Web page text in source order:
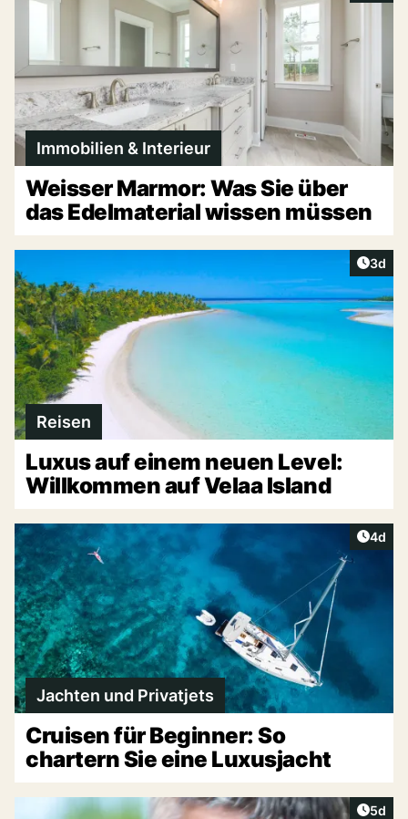
Immobilien & Interieur
Weisser Marmor: Was Sie über
das Edelmaterial wissen müssen
3d
Reisen
Luxus auf einem neuen Level:
Willkommen auf Velaa Island
4d
Jachten und Privatjets
Cruisen für Beginner: So
chartern Sie eine Luxusjacht
5d